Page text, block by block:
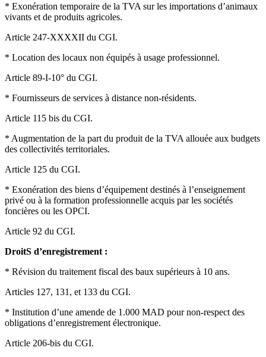
* Exonération temporaire de la TVA sur les importations d’animaux
vivants et de produits agricoles.
Article 247-XXXXII du CGI.
* Location des locaux non équipés à usage professionnel.
Article 89-I-10° du CGI.
* Fournisseurs de services à distance non-résidents.
Article 115 bis du CGI.
* Augmentation de la part du produit de la TVA allouée aux budgets
des collectivités territoriales.
Article 125 du CGI.
* Exonération des biens d’équipement destinés à l’enseignement
privé ou à la formation professionnelle acquis par les sociétés
foncières ou les OPCI.
Article 92 du CGI.
DroitS d’enregistrement :
* Révision du traitement fiscal des baux supérieurs à 10 ans.
Articles 127, 131, et 133 du CGI.
* Institution d’une amende de 1.000 MAD pour non-respect des
obligations d’enregistrement électronique.
Article 206-bis du CGI.